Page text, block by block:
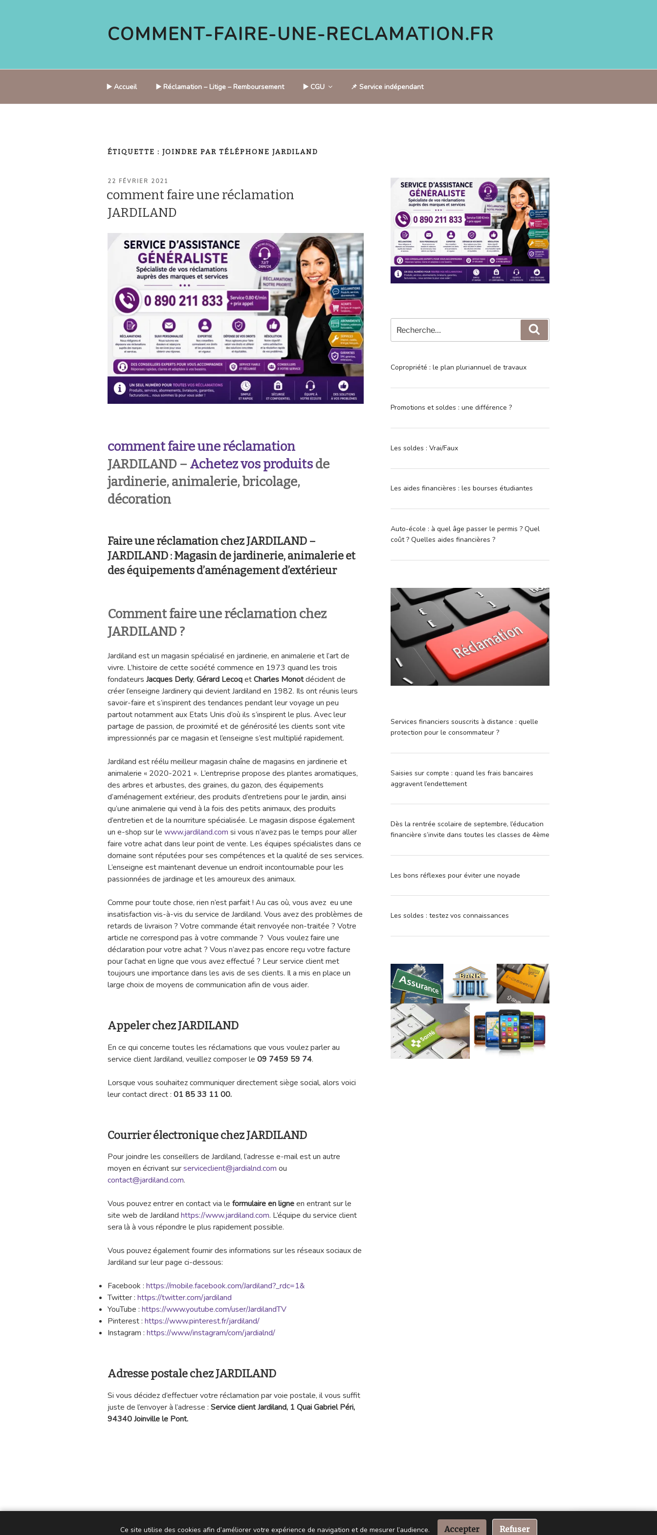
COMMENT-FAIRE-UNE-RECLAMATION.FR
▶️ Accueil ▶️ Réclamation – Litige – Remboursement ▶️ CGU 📌 Service indépendant
ÉTIQUETTE : JOINDRE PAR TÉLÉPHONE JARDILAND
PUBLIÉ
22 FÉVRIER 2021
comment faire une réclamation
JARDILAND
comment faire une réclamation
JARDILAND – Achetez vos produitsde
jardinerie, animalerie, bricolage,
décoration
Faire une réclamation chez JARDILAND –
JARDILAND : Magasin de jardinerie, animalerie et
des équipements d’aménagement d’extérieur
Comment faire une réclamation chez
JARDILAND ?
Jardiland est un magasin spécialisé en jardinerie, en animalerie et l’art de
vivre. L’histoire de cette société commence en 1973 quand les trois
fondateurs Jacques Derly, Gérard LecoqetCharles Monotdécident de
créer l’enseigne Jardinery qui devient Jardiland en 1982. Ils ont réunis leurs
savoir-faire et s’inspirent des tendances pendant leur voyage un peu
partout notamment aux Etats Unis d’où ils s’inspirent le plus. Avec leur
partage de passion, de proximité et de générosité les clients sont vite
impressionnés par ce magasin et l’enseigne s’est multiplié rapidement.
Jardiland est réélu meilleur magasin chaîne de magasins en jardinerie et
animalerie « 2020-2021 ». L’entreprise propose des plantes aromatiques,
des arbres et arbustes, des graines, du gazon, des équipements
d’aménagement extérieur, des produits d’entretiens pour le jardin, ainsi
qu’une animalerie qui vend à la fois des petits animaux, des produits
d’entretien et de la nourriture spécialisée. Le magasin dispose également
un e-shop sur le www.jardiland.com si vous n’avez pas le temps pour aller
faire votre achat dans leur point de vente. Les équipes spécialistes dans ce
domaine sont réputées pour ses compétences et la qualité de ses services.
L’enseigne est maintenant devenue un endroit incontournable pour les
passionnées de jardinage et les amoureux des animaux.
Comme pour toute chose, rien n’est parfait ! Au cas où, vous avez eu une
insatisfaction vis-à-vis du service de Jardiland. Vous avez des problèmes de
retards de livraison ? Votre commande était renvoyée non-traitée ? Votre
article ne correspond pas à votre commande ? Vous voulez faire une
déclaration pour votre achat ? Vous n’avez pas encore reçu votre facture
pour l’achat en ligne que vous avez effectué ? Leur service client met
toujours une importance dans les avis de ses clients. Il a mis en place un
large choix de moyens de communication afin de vous aider.
Appeler chez JARDILAND
En ce qui concerne toutes les réclamations que vous voulez parler au
service client Jardiland, veuillez composer le 09 7459 59 74.
Lorsque vous souhaitez communiquer directement siège social, alors voici
leur contact direct : 01 85 33 11 00.
Courrier électronique chez JARDILAND
Pour joindre les conseillers de Jardiland, l’adresse e-mail est un autre
moyen en écrivant surserviceclient@jardialnd.com ou
contact@jardiland.com.
Vous pouvez entrer en contact via le formulaire en ligneen entrant sur le
site web de Jardiland https://www.jardiland.com. L’équipe du service client
sera là à vous répondre le plus rapidement possible.
Vous pouvez également fournir des informations sur les réseaux sociaux de
Jardiland sur leur page ci-dessous:
Facebook : https://mobile.facebook.com/Jardiland?_rdc=1&
Twitter : https://twitter.com/jardiland
YouTube : https://www.youtube.com/user/JardilandTV
Pinterest : https://www.pinterest.fr/jardiland/
Instagram : https://www/instagram/com/jardialnd/
Adresse postale chez JARDILAND
Si vous décidez d’effectuer votre réclamation par voie postale, il vous suffit
juste de l’envoyer à l’adresse : Service client Jardiland, 1 Quai Gabriel Péri,
94340 Joinville le Pont.
pour
:
Copropriété : le plan pluriannuel de travaux
Promotions et soldes : une différence ?
Les soldes : Vrai/Faux
Les aides financières : les bourses étudiantes
Auto-école : à quel âge passer le permis ? Quel
coût ? Quelles aides financières ?
Services financiers souscrits à distance : quelle
protection pour le consommateur ?
Saisies sur compte : quand les frais bancaires
aggravent l’endettement
Dès la rentrée scolaire de septembre, l’éducation
financière s’invite dans toutes les classes de 4ème
Les bons réflexes pour éviter une noyade
Les soldes : testez vos connaissances
Ce site utilise des cookies afin d’améliorer votre expérience de navigation et de mesurer l’audience. Accepter Refuser